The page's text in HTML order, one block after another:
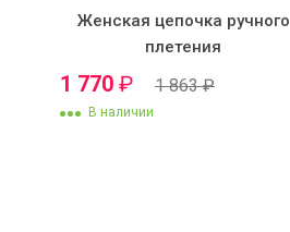
Женская цепочка ручного
плетения
1 770 ₽ 1 863₽
В наличии